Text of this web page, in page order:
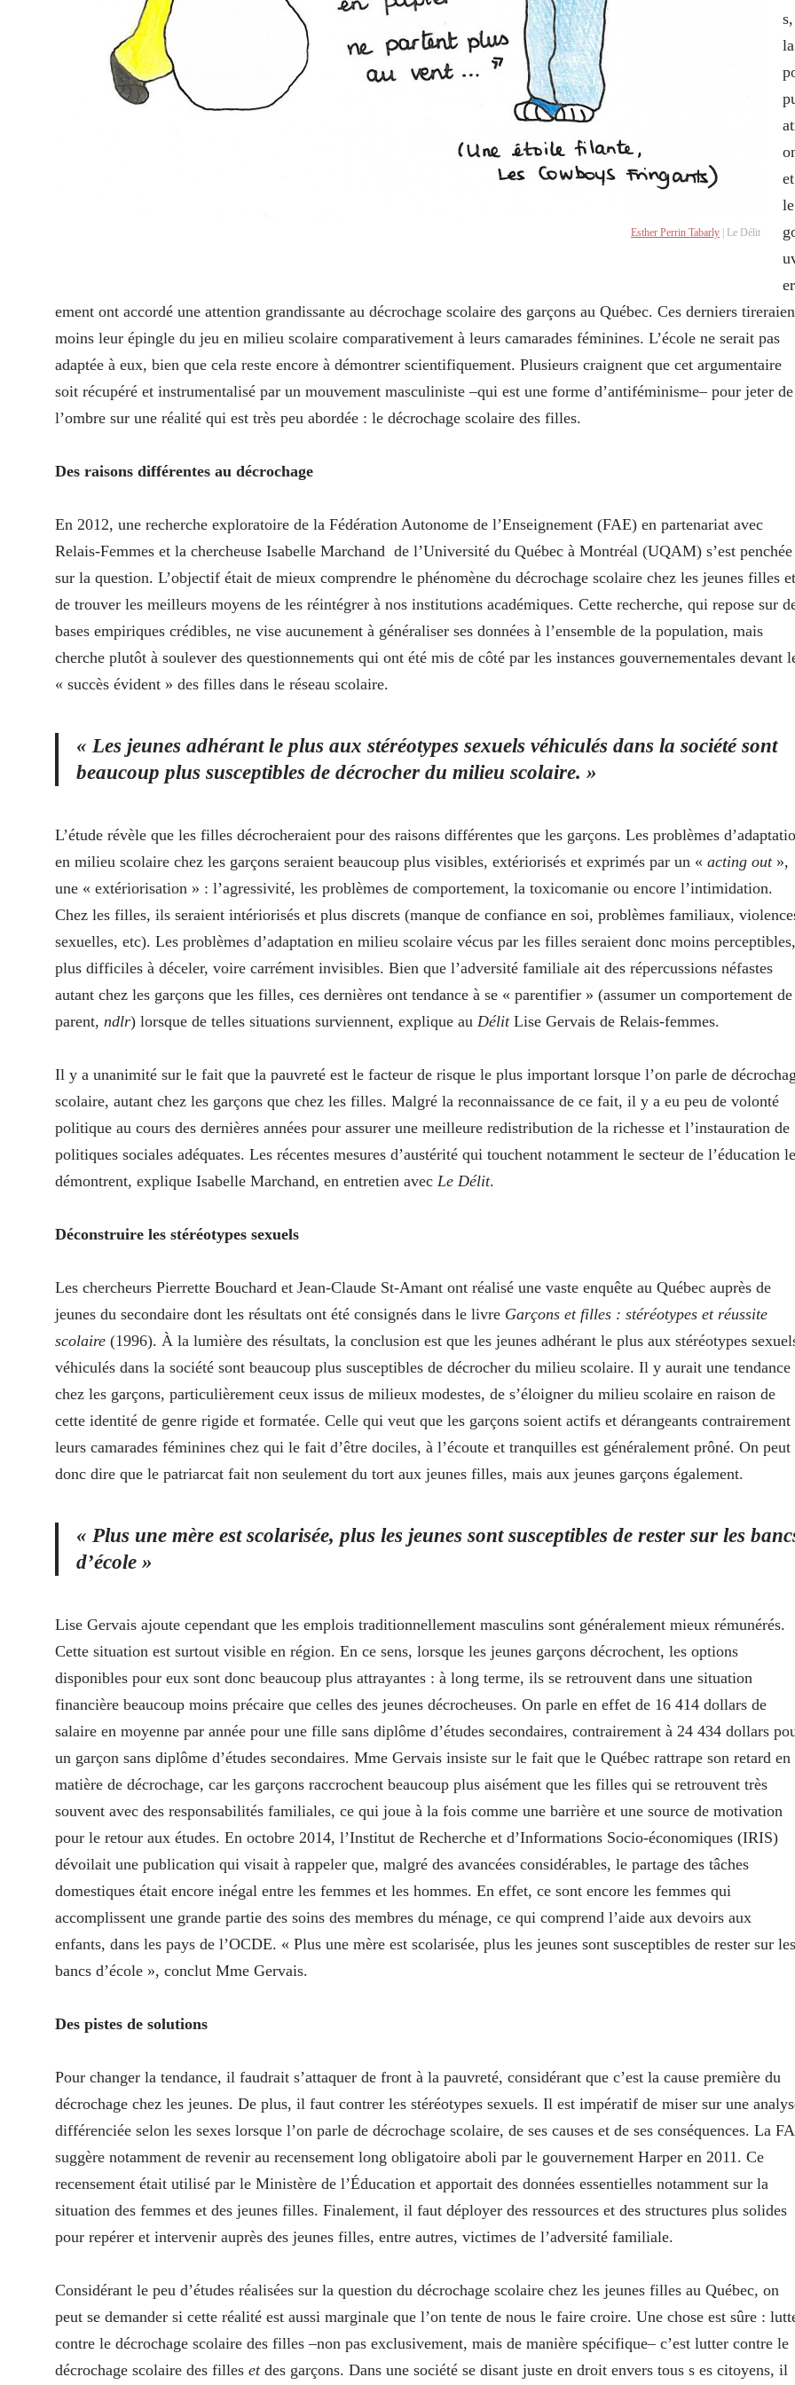
Esther Perrin Tabarly | Le Délit
s,
la
et
le
ement ont accordé une attention grandissante au décrochage scolaire des garçons au Québec. Ces derniers
moins leur épingle du jeu en milieu scolaire comparativement à leurs camarades féminines. L’école ne serait pas
adaptée à eux, bien que cela reste encore à démontrer scientifiquement. Plusieurs craignent que cet argumentaire
soit récupéré et instrumentalisé par un mouvement masculiniste –qui est une forme d’antiféminisme– pour jeter de
l’ombre sur une réalité qui est très peu abordée : le décrochage scolaire des filles.
Des raisons différentes au décrochage
En 2012, une recherche exploratoire de la Fédération Autonome de l’Enseignement (FAE) en partenariat avec
Relais-Femmes et la chercheuse Isabelle Marchand de l’Université du Québec à Montréal (UQAM) s’est penchée
sur la question. L’objectif était de mieux comprendre le phénomène du décrochage scolaire chez les jeunes filles et
de trouver les meilleurs moyens de les réintégrer à nos institutions académiques. Cette recherche, qui repose sur
bases empiriques crédibles, ne vise aucunement à généraliser ses données à l’ensemble de la population, mais
cherche plutôt à soulever des questionnements qui ont été mis de côté par les instances gouvernementales devant
« succès évident » des filles dans le réseau scolaire.
« Les jeunes adhérant le plus aux stéréotypes sexuels véhiculés dans la société sont
beaucoup plus susceptibles de décrocher du milieu scolaire. »
L’étude révèle que les filles décrocheraient pour des raisons différentes que les garçons. Les problèmes
en milieu scolaire chez les garçons seraient beaucoup plus visibles, extériorisés et exprimés par un « acting out»,
une « extériorisation » : l’agressivité, les problèmes de comportement, la toxicomanie ou encore l’intimidation.
Chez les filles, ils seraient intériorisés et plus discrets (manque de confiance en soi, problèmes familiaux,
sexuelles, etc). Les problèmes d’adaptation en milieu scolaire vécus par les filles seraient donc moins perceptibles,
plus difficiles à déceler, voire carrément invisibles. Bien que l’adversité familiale ait des répercussions néfastes
autant chez les garçons que les filles, ces dernières ont tendance à se « parentifier » (assumer un comportement de
parent, ndlr) lorsque de telles situations surviennent, explique au Délit Lise Gervais de Relais-femmes.
Il y a unanimité sur le fait que la pauvreté est le facteur de risque le plus important lorsque l’on parle de
scolaire, autant chez les garçons que chez les filles. Malgré la reconnaissance de ce fait, il y a eu peu de volonté
politique au cours des dernières années pour assurer une meilleure redistribution de la richesse et l’instauration de
politiques sociales adéquates. Les récentes mesures d’austérité qui touchent notamment le secteur de l’éducation le
démontrent, explique Isabelle Marchand, en entretien avec Le Délit.
Déconstruire les stéréotypes sexuels
Les chercheurs Pierrette Bouchard et Jean-Claude St-Amant ont réalisé une vaste enquête au Québec auprès de
jeunes du secondaire dont les résultats ont été consignés dans le livre Garçons et filles : stéréotypes et réussite
scolaire (1996). À la lumière des résultats, la conclusion est que les jeunes adhérant le plus aux stéréotypes
véhiculés dans la société sont beaucoup plus susceptibles de décrocher du milieu scolaire. Il y aurait une tendance
chez les garçons, particulièrement ceux issus de milieux modestes, de s’éloigner du milieu scolaire en raison de
cette identité de genre rigide et formatée. Celle qui veut que les garçons soient actifs et dérangeants contrairement
leurs camarades féminines chez qui le fait d’être dociles, à l’écoute et tranquilles est généralement prôné. On peut
donc dire que le patriarcat fait non seulement du tort aux jeunes filles, mais aux jeunes garçons également.
« Plus une mère est scolarisée, plus les jeunes sont susceptibles de rester sur les
d’école »
Lise Gervais ajoute cependant que les emplois traditionnellement masculins sont généralement mieux rémunérés.
Cette situation est surtout visible en région. En ce sens, lorsque les jeunes garçons décrochent, les options
disponibles pour eux sont donc beaucoup plus attrayantes : à long terme, ils se retrouvent dans une situation
financière beaucoup moins précaire que celles des jeunes décrocheuses. On parle en effet de 16 414 dollars de
salaire en moyenne par année pour une fille sans diplôme d’études secondaires, contrairement à 24 434 dollars
un garçon sans diplôme d’études secondaires. Mme Gervais insiste sur le fait que le Québec rattrape son retard en
matière de décrochage, car les garçons raccrochent beaucoup plus aisément que les filles qui se retrouvent très
souvent avec des responsabilités familiales, ce qui joue à la fois comme une barrière et une source de motivation
pour le retour aux études. En octobre 2014, l’Institut de Recherche et d’Informations Socio-économiques (IRIS)
dévoilait une publication qui visait à rappeler que, malgré des avancées considérables, le partage des tâches
domestiques était encore inégal entre les femmes et les hommes. En effet, ce sont encore les femmes qui
accomplissent une grande partie des soins des membres du ménage, ce qui comprend l’aide aux devoirs aux
enfants, dans les pays de l’OCDE. « Plus une mère est scolarisée, plus les jeunes sont susceptibles de rester sur les
bancs d’école », conclut Mme Gervais.
Des pistes de solutions
Pour changer la tendance, il faudrait s’attaquer de front à la pauvreté, considérant que c’est la cause première du
décrochage chez les jeunes. De plus, il faut contrer les stéréotypes sexuels. Il est impératif de miser sur une
différenciée selon les sexes lorsque l’on parle de décrochage scolaire, de ses causes et de ses conséquences. La
suggère notamment de revenir au recensement long obligatoire aboli par le gouvernement Harper en 2011. Ce
recensement était utilisé par le Ministère de l’Éducation et apportait des données essentielles notamment sur la
situation des femmes et des jeunes filles. Finalement, il faut déployer des ressources et des structures plus solides
pour repérer et intervenir auprès des jeunes filles, entre autres, victimes de l’adversité familiale.
Considérant le peu d’études réalisées sur la question du décrochage scolaire chez les jeunes filles au Québec, on
peut se demander si cette réalité est aussi marginale que l’on tente de nous le faire croire. Une chose est sûre :
contre le décrochage scolaire des filles –non pas exclusivement, mais de manière spécifique– c’est lutter contre le
décrochage scolaire des filles etdes garçons. Dans une société se disant juste en droit envers tous s es citoyens, il